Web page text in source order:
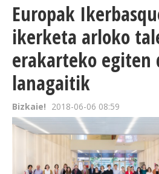
Europak
ikerketa arloko
erakarteko egiten
lanagaitik
Bizkaie! 2018-06-06 08:59